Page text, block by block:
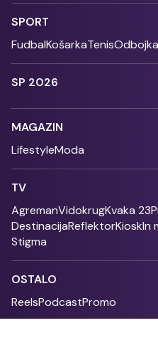
SPORT
FudbalKošarkaTenisOdbojka
SP 2026
MAGAZIN
LifestyleModa
TV
AgremanVidokrugKvaka 23
DestinacijaReflektorKioskIn
Stigma
OSTALO
ReelsPodcastPromo